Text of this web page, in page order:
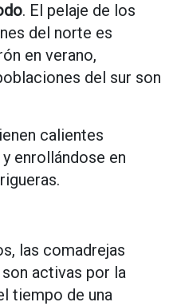
. El pelaje de los
del norte es
en verano,
del sur son
calientes
enrollándose en
las comadrejas
activas por la
tiempo de una